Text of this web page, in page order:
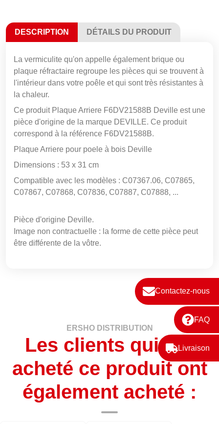
Contactez-nous
FAQ
Livraison
DESCRIPTION DÉTAILS DU PRODUIT
La vermiculite qu'on appelle également brique ou
plaque réfractaire regroupe les pièces qui se trouvent à
l'intérieur dans votre poêle et qui sont très résistantes à
la chaleur.
Ce produit Plaque Arriere F6DV21588B Deville est une
pièce d'origine de la marque DEVILLE. Ce produit
correspond à la référence F6DV21588B.
Plaque Arriere pour poele à bois Deville
Dimensions : 53 x 31 cm
Compatible avec les modèles : C07367.06, C07865,
C07867, C07868, C07836, C07887, C07888, ...
Pièce d'origine Deville.
Image non contractuelle : la forme de cette pièce peut
être différente de la vôtre.
ERSHO DISTRIBUTION
Les clients qui ont
acheté ce produit ont
également acheté :